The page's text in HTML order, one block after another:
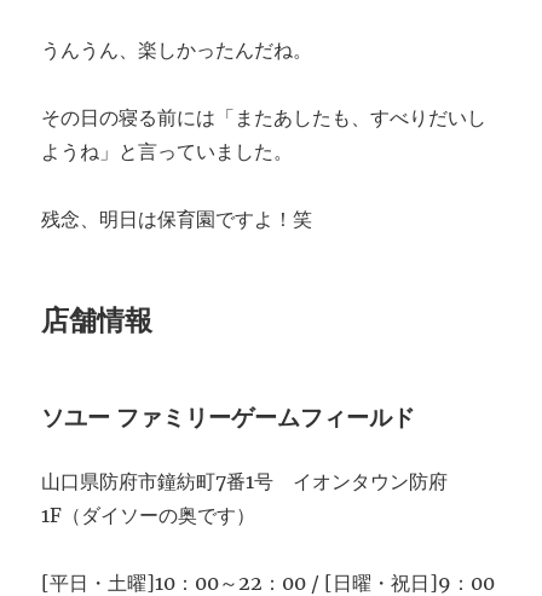
うんうん、楽しかったんだね。
その日の寝る前には「またあしたも、すべりだいし
ようね」と言っていました。
残念、明日は保育園ですよ！笑
店舗情報
ソユー ファミリーゲームフィールド
山口県防府市鐘紡町7番1号 イオンタウン防府
1F（ダイソーの奥です）
[平日・土曜]10：00～22：00 / [日曜・祝日]9：00